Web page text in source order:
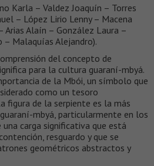
Karla – Valdez Joaquín – Torres
– López Lirio Lenny – Macena
Arias Alaín – González Laura –
– Malaquías Alejandro).
del concepto de
para la cultura guaraní-mbyá.
de la Mbói, un símbolo que
como un tesoro
figura de la serpiente es la más
mbyá, particularmente en los
carga significativa que está
resguardo y que se
geométricos abstractos y